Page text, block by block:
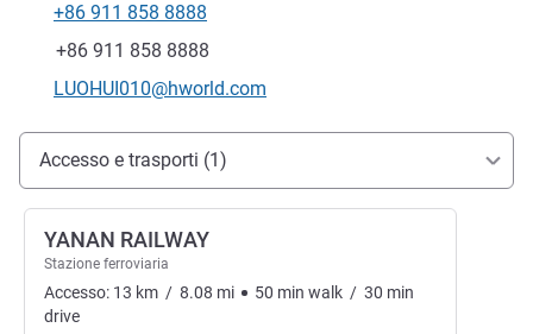
Telefono
+86 911 858 8888
Fax
+86 911 858 8888
E-mail di contatto
LUOHUI010@hworld.com
Accesso e trasporti
Accesso e trasporti (1)
YANAN RAILWAY
Stazione ferroviaria
Accesso: 13 km / 8.08 mi 50 min walk / 30 min
drive